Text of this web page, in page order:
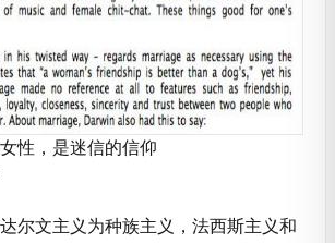
性，是迷信的信仰
尔文主义为种族主义，法西斯主义和